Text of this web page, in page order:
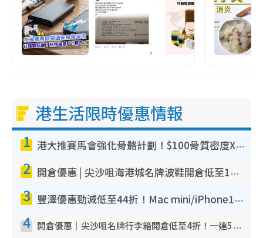
港生活限時優惠情報
1 港大推賽馬會強化骨骼計劃！$100骨質密度X光檢查 完成免費運動訓練送超市禮券！附參加資格
2 開倉優惠 | 尖沙咀海港城名牌波鞋開倉低至1折！On鞋$899起／Joy&Peace鞋履$98起
3 豐澤優惠勁減低至44折！Mac mini/iPhone17Pro大減價！廚房家電$220起
4 開倉優惠｜尖沙咀名牌行李箱開倉低至4折！一連5日 American Tourister/ace./Hallmark $200起！